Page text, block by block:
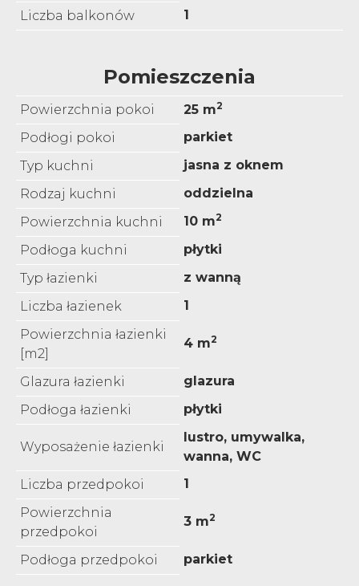
Liczba balkonów
1
Pomieszczenia
Powierzchnia pokoi 25 m2
Podłogi pokoi
parkiet
Typ kuchni
jasna z oknem
Rodzaj kuchni
oddzielna
Powierzchnia kuchni
10 m2
Podłoga kuchni
płytki
Typ łazienki
z wanną
Liczba łazienek
1
Powierzchnia łazienki
[m2]
4 m2
Glazura łazienki
glazura
Podłoga łazienki
płytki
Wyposażenie łazienki
lustro, umywalka,
wanna, WC
Liczba przedpokoi
1
Powierzchnia
przedpokoi
3 m2
Podłoga przedpokoi parkiet